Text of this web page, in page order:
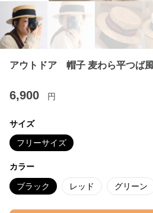
アウトドア 帽子 麦わら平つば
6,900 円
サイズ
フリーサイズ
カラー
ブラック レッド グリーン